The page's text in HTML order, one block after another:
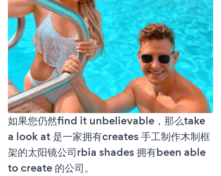
如果您仍然find it unbelievable，那么take
a look at 是一家拥有creates 手工制作木制框
架的太阳镜公司rbia shades 拥有been able
to create 的公司。